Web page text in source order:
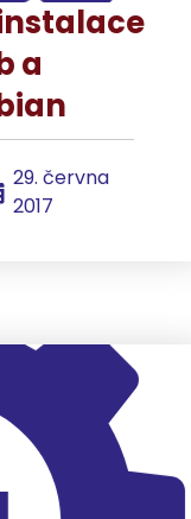
a
29. června
2017